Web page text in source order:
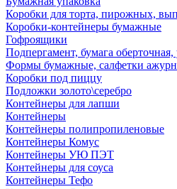
Коробки для торта, пирожных,
Коробки-контейнеры бумажные
Гофроящики
Подпергамент, бумага оберточная,
Формы бумажные, салфетки
Коробки под пиццу
Подложки золото\серебро
Контейнеры для лапши
Контейнеры
Контейнеры полипропиленовые
Контейнеры Комус
Контейнеры УЮ ПЭТ
Контейнеры для соуса
Контейнеры Тефо